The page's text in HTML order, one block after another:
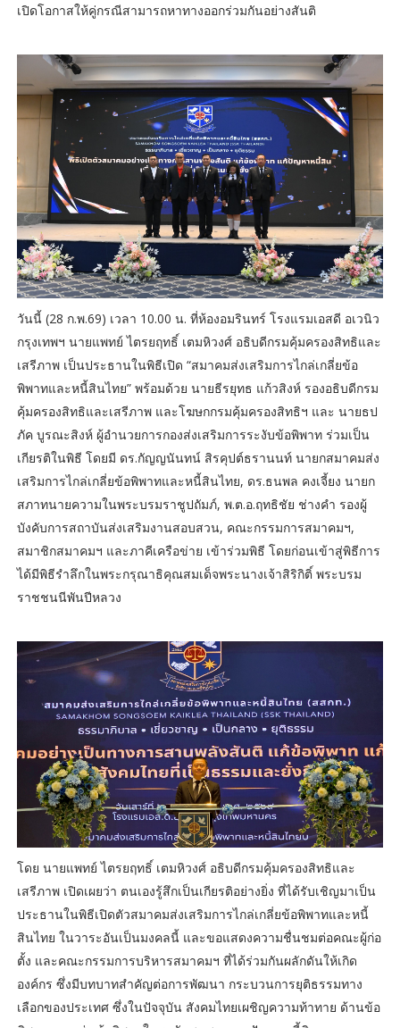
เปิดโอกาสให้คู่กรณีสามารถหาทางออกร่วมกันอย่างสันติ
วันนี้ (28 ก.พ.69) เวลา 10.00 น. ที่ห้องอมรินทร์ โรงแรมเอสดี อเวนิว
กรุงเทพฯ นายแพทย์ ไตรยฤทธิ์ เตมหิวงศ์ อธิบดีกรมคุ้มครองสิทธิและ
เสรีภาพ เป็นประธานในพิธีเปิด “สมาคมส่งเสริมการไกล่เกลี่ยข้อ
พิพาทและหนี้สินไทย” พร้อมด้วย นายธีรยุทธ แก้วสิงห์ รองอธิบดีกรม
คุ้มครองสิทธิและเสรีภาพ และโฆษกกรมคุ้มครองสิทธิฯ และ นายธป
ภัค บูรณะสิงห์ ผู้อำนวยการกองส่งเสริมการระงับข้อพิพาท ร่วมเป็น
เกียรติในพิธี โดยมี ดร.กัญญนันทน์ สิรคุปต์ธรานนท์ นายกสมาคมส่ง
เสริมการไกล่เกลี่ยข้อพิพาทและหนี้สินไทย, ดร.ธนพล คงเจี้ยง นายก
สภาทนายความในพระบรมราชูปถัมภ์, พ.ต.อ.ฤทธิชัย ช่างคำ รองผู้
บังคับการสถาบันส่งเสริมงานสอบสวน, คณะกรรมการสมาคมฯ,
สมาชิกสมาคมฯ และภาคีเครือข่าย เข้าร่วมพิธี โดยก่อนเข้าสู่พิธีการ
ได้มีพิธีรำลึกในพระกรุณาธิคุณสมเด็จพระนางเจ้าสิริกิติ์ พระบรม
ราชชนนีพันปีหลวง
โดย นายแพทย์ ไตรยฤทธิ์ เตมหิวงศ์ อธิบดีกรมคุ้มครองสิทธิและ
เสรีภาพ เปิดเผยว่า ตนเองรู้สึกเป็นเกียรติอย่างยิ่ง ที่ได้รับเชิญมาเป็น
ประธานในพิธีเปิดตัวสมาคมส่งเสริมการไกล่เกลี่ยข้อพิพาทและหนี้
สินไทย ในวาระอันเป็นมงคลนี้ และขอแสดงความชื่นชมต่อคณะผู้ก่อ
ตั้ง และคณะกรรมการบริหารสมาคมฯ ที่ได้ร่วมกันผลักดันให้เกิด
องค์กร ซึ่งมีบทบาทสำคัญต่อการพัฒนา กระบวนการยุติธรรมทาง
เลือกของประเทศ ซึ่งในปัจจุบัน สังคมไทยเผชิญความท้าทาย ด้านข้อ